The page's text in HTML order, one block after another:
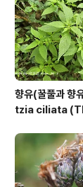
향유(꿀풀과 향
tzia ciliata